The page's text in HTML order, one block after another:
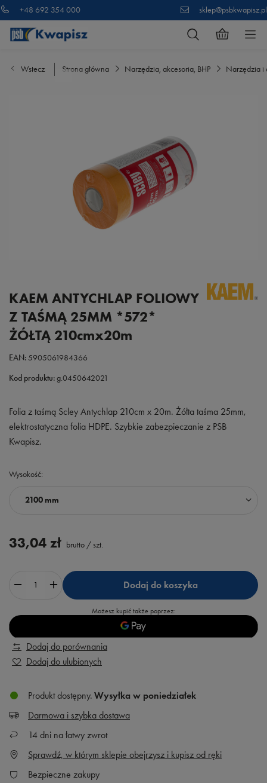
+48 692 354 000 sklep@psbkwapisz.pl
Wstecz Strona główna Narzędzia, akcesoria, BHP Narzędzia i
KAEM ANTYCHLAP FOLIOWY
Z TAŚMĄ 25MM *572*
ŻÓŁTĄ 210cmx20m
EAN:5905061984366
Kod produktu:g.0450642021
Folia z taśmą Scley Antychlap 210cm x 20m. Żółta taśma 25mm,
elektrostatyczna folia HDPE. Szybkie zabezpieczanie z PSB
Kwapisz.
Wysokość
2100 mm
33,04 zł brutto / szt.
Dodaj do koszyka
Możesz kupić także poprzez:
Dodaj do porównania
Dodaj do ulubionych
Produkt dostępny Wysyłka w poniedziałek
Darmowa i szybka dostawa
14 dni na łatwy zwrot
Sprawdź, w którym sklepie obejrzysz i kupisz od ręki
Bezpieczne zakupy